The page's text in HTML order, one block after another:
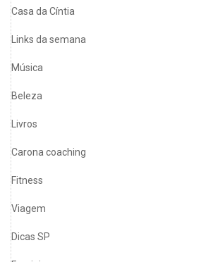
Casa da Cíntia
Links da semana
Música
Beleza
Livros
Carona coaching
Fitness
Viagem
Dicas SP